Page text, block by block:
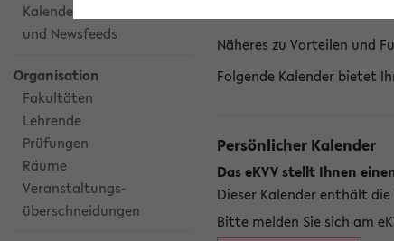
Kalenderintegration
und Newsfeeds
Organisation
Fakultäten
Lehrende
Prüfungen
Räume
Veranstaltungs-
überschneidungen
Näheres zu Vorteilen und
Folgende Kalender bietet
Persönlicher Kalender
Das eKVV stellt Ihnen
Dieser Kalender enthält
Bitte melden Sie sich am